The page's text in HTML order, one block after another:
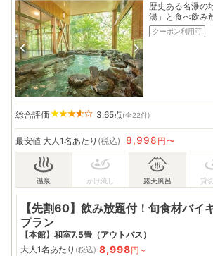
歴史ある名瀑の
湯」と食べ飲み
クーポン利用可
総合評価 3.65点(全22件)
最安値 大人1名あたり (税込) 8,998 円〜
【先割60】飲み放題付！旬食材バイ
プラン
【本館】和室7.5畳（アウトバス）
大人1名あたり (税込) 8,998円~